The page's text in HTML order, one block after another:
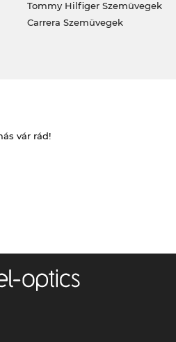
Tommy Hilfiger Szemüvegek
Carrera Szemüvegek
vár rád!